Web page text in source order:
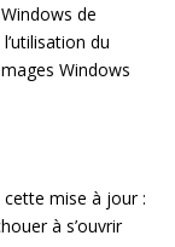
de
du
Windows
mise à jour :
à s’ouvrir